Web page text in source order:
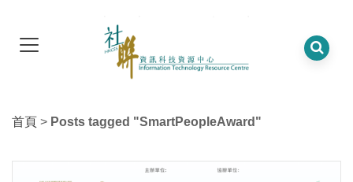
首頁 > Posts tagged "SmartPeopleAward"